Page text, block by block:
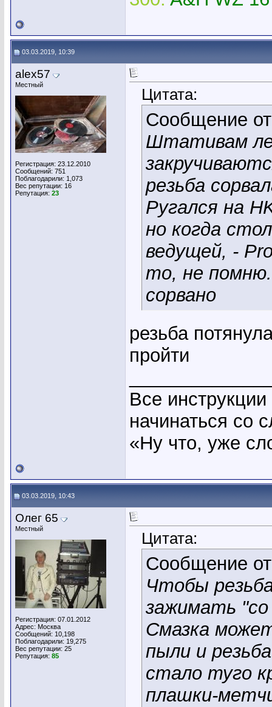
03.03.2019, 10:39
alex57
Местный
Регистрация: 23.12.2010
Сообщений: 751
Поблагодарили: 1,073
Вес репутации: 16
Репутация: 23
Цитата:
Сообщение
Штативам
резьба
Ругался на
но когда
ведущей, -
то, не
сорвано
резьба
пройти
Все
начинаться со
«Ну что, уже
03.03.2019, 10:43
Олег 65
Местный
Регистрация: 07.01.2012
Адрес: Москва
Сообщений: 10,198
Поблагодарили: 19,275
Вес репутации: 25
Репутация: 85
Цитата:
Сообщение
Чтобы
зажимать
Смазка
пыли и
стало туго
плашки-